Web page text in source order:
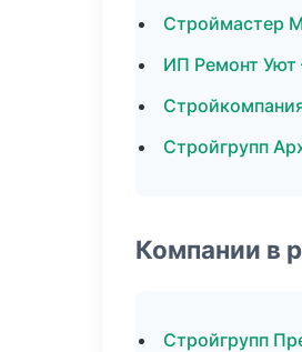
Строймастер
ИП Ремонт
Стройгрупп
Компании в
Стройгрупп